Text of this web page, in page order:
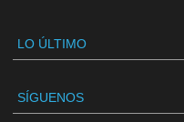
LO ÚLTIMO
SÍGUENOS